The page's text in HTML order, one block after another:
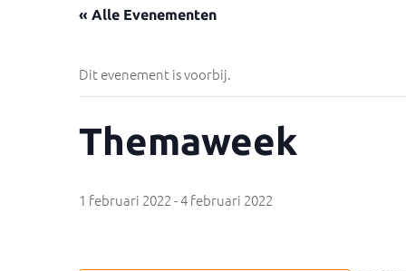
« Alle Evenementen
Dit evenement is voorbij.
Themaweek
1 februari 2022-4 februari 2022